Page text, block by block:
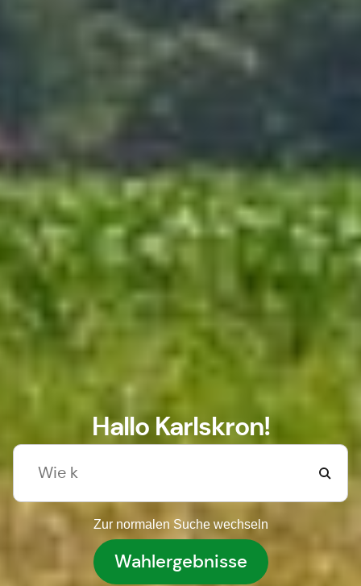
Hallo Karlskron!
Zur normalen Suche wechseln
Wahlergebnisse